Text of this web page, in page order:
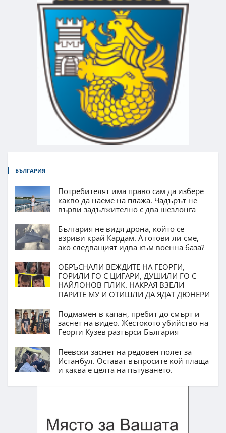
БЪЛГАРИЯ
Потребителят има право сам да избере
какво да наеме на плажа. Чадърът не
върви задължително с два шезлонга
България не видя дрона, който се
взриви край Кардам. А готови ли сме,
ако следващият идва към военна база?
ОБРЪСНАЛИ ВЕЖДИТЕ НА ГЕОРГИ,
ГОРИЛИ ГО С ЦИГАРИ, ДУШИЛИ ГО С
НАЙЛОНОВ ПЛИК. НАКРАЯ ВЗЕЛИ
ПАРИТЕ МУ И ОТИШЛИ ДА ЯДАТ ДЮНЕРИ
Подмамен в капан, пребит до смърт и
заснет на видео. Жестокото убийство на
Георги Кузев разтърси България
Пеевски заснет на редовен полет за
Истанбул. Остават въпросите кой плаща
и каква е целта на пътуването.